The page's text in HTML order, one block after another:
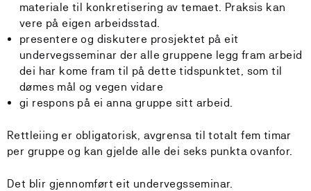
materiale til konkretisering av temaet. Praksis kan
vere på eigen arbeidsstad.
presentere og diskutere prosjektet på eit
undervegsseminar der alle gruppene legg fram arbeid
dei har kome fram til på dette tidspunktet, som til
dømes mål og vegen vidare
gi respons på ei anna gruppe sitt arbeid.
Rettleiing er obligatorisk, avgrensa til totalt fem timar
per gruppe og kan gjelde alle dei seks punkta ovanfor.
Det blir gjennomført eit undervegsseminar.